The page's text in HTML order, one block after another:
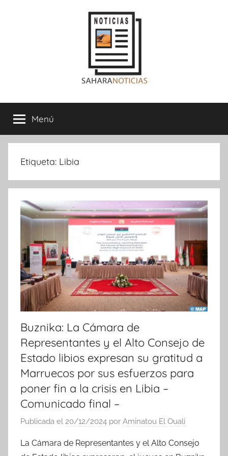
Sahara
Noticias
Menú
Etiqueta: Libia
Buznika: La Cámara de
Representantes y el Alto Consejo de
Estado libios expresan su gratitud a
Marruecos por sus esfuerzos para
poner fin a la crisis en Libia –
Comunicado final –
Publicada el 20/12/2024 por Aminatou El Ouali
La Cámara de Representantes y el Alto Consejo